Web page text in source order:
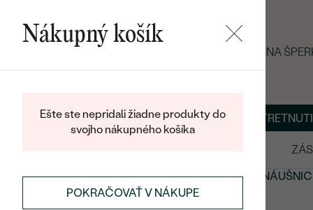
LETNÝ BLACK FRIDAY: −25 % NA
BLOGŠPERKY NA MIERU DOHODNÚŤ
NÁUŠNICENÁUŠNICE S DRAHOKAMAMIPERLOVÉ
Nákupný košík
Ešte ste nepridali žiadne produkty do
svojho nákupného košíka
POKRAČOVAŤ V NÁKUPE